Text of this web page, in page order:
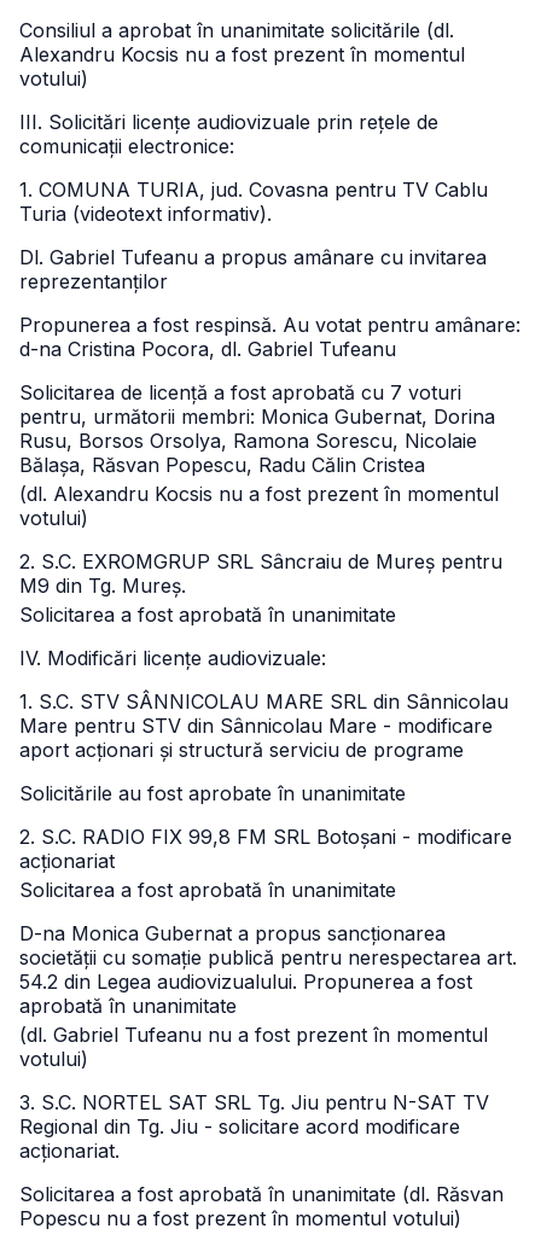
Consiliul a aprobat în unanimitate solicitările (dl.
Alexandru Kocsis nu a fost prezent în momentul
votului)
III. Solicitări licențe audiovizuale prin rețele de
comunicații electronice:
1. COMUNA TURIA, jud. Covasna pentru TV Cablu
Turia (videotext informativ).
Dl. Gabriel Tufeanu a propus amânare cu invitarea
reprezentanților
Propunerea a fost respinsă. Au votat pentru amânare:
d-na Cristina Pocora, dl. Gabriel Tufeanu
Solicitarea de licență a fost aprobată cu 7 voturi
pentru, următorii membri: Monica Gubernat, Dorina
Rusu, Borsos Orsolya, Ramona Sorescu, Nicolaie
Bălașa, Răsvan Popescu, Radu Călin Cristea
(dl. Alexandru Kocsis nu a fost prezent în momentul
votului)
2. S.C. EXROMGRUP SRL Sâncraiu de Mureș pentru
M9 din Tg. Mureș.
Solicitarea a fost aprobată în unanimitate
IV. Modificări licențe audiovizuale:
1. S.C. STV SÂNNICOLAU MARE SRL din Sânnicolau
Mare pentru STV din Sânnicolau Mare - modificare
aport acționari și structură serviciu de programe
Solicitările au fost aprobate în unanimitate
2. S.C. RADIO FIX 99,8 FM SRL Botoșani - modificare
acționariat
Solicitarea a fost aprobată în unanimitate
D-na Monica Gubernat a propus sancționarea
societății cu somație publică pentru nerespectarea art.
54.2 din Legea audiovizualului. Propunerea a fost
aprobată în unanimitate
(dl. Gabriel Tufeanu nu a fost prezent în momentul
votului)
3. S.C. NORTEL SAT SRL Tg. Jiu pentru N-SAT TV
Regional din Tg. Jiu - solicitare acord modificare
acționariat.
Solicitarea a fost aprobată în unanimitate (dl. Răsvan
Popescu nu a fost prezent în momentul votului)